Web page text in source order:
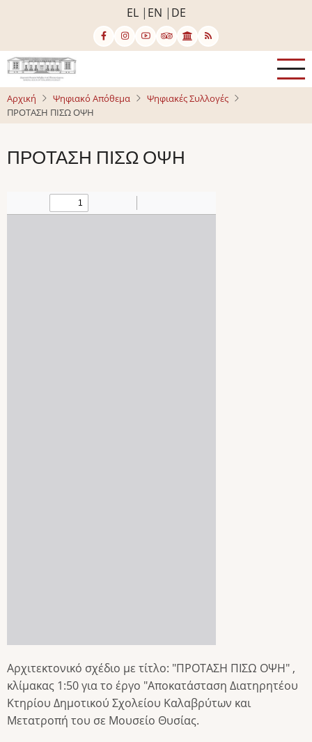
κυρίως
περιεχόμενο
EL EN DE
Αρχική Ψηφιακό Απόθεμα
Ψηφιακές Συλλογές
ΠΡΟΤΑΣΗ ΠΙΣΩ ΟΨΗ
ΠΡΟΤΑΣΗ ΠΙΣΩ ΟΨΗ
Αρχιτεκτονικό σχέδιο με τίτλο: "ΠΡΟΤΑΣΗ ΠΙΣΩ ΟΨΗ" ,
κλίμακας 1:50 για το έργο "Αποκατάσταση Διατηρητέου
Κτηρίου Δημοτικού Σχολείου Καλαβρύτων και
Μετατροπή του σε Μουσείο Θυσίας.